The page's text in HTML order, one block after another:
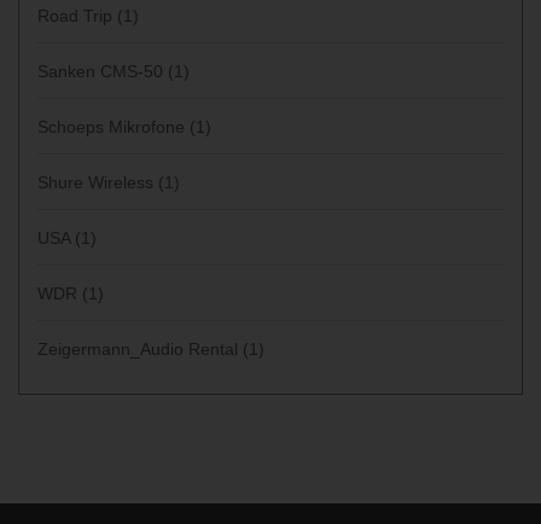
Road Trip (1)
Sanken CMS-50 (1)
Schoeps Mikrofone (1)
Shure Wireless (1)
USA (1)
WDR (1)
Zeigermann_Audio Rental (1)